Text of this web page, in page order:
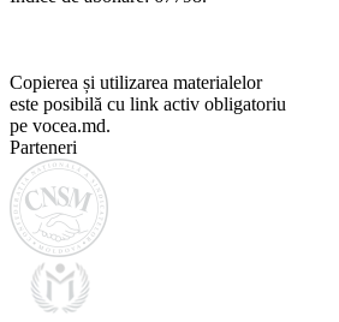
Copierea și utilizarea materialelor
este posibilă cu link activ obligatoriu
pe vocea.md.
Parteneri